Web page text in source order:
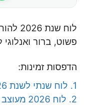
לוח
פשוט, ברור
הדפסות זמינות:
1. לוח שנתי לשנת 2026
2. לוח 2026 מעוצב